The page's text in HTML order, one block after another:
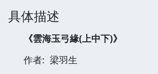
具体描述
《雲海玉弓緣(上中下)》
作者: 梁羽生